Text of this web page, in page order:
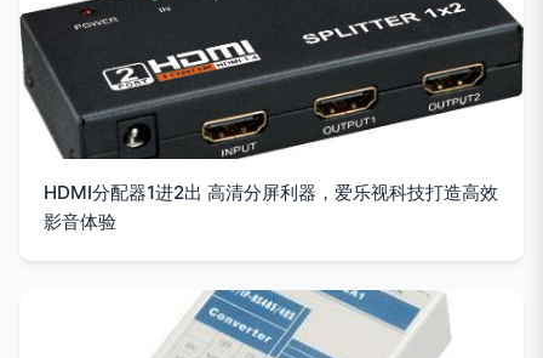
HDMI分配器1进2出 高清分屏利器，爱乐视科技打造高效
影音体验